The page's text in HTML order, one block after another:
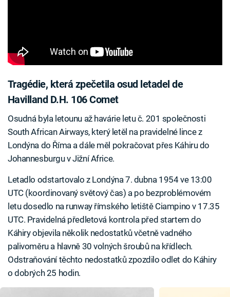
Tragédie, která zpečetila osud letadel de
Havilland D.H. 106 Comet
Osudná byla letounu až havárie letu č. 201 společnosti
South African Airways, který letěl na pravidelné lince z
Londýna do Říma a dále měl pokračovat přes Káhiru do
Johannesburgu v Jižní Africe.
Letadlo odstartovalo z Londýna 7. dubna 1954 ve 13:00
UTC (koordinovaný světový čas) a po bezproblémovém
letu dosedlo na runway římského letiště Ciampino v 17.35
UTC. Pravidelná předletová kontrola před startem do
Káhiry objevila několik nedostatků včetně vadného
palivoměru a hlavně 30 volných šroubů na křídlech.
Odstraňování těchto nedostatků zpozdilo odlet do Káhiry
o dobrých 25 hodin.